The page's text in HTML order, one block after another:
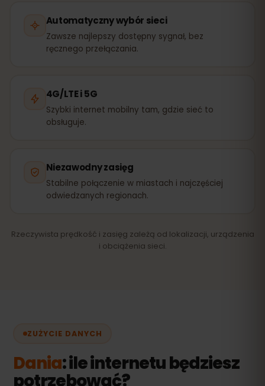
Automatyczny wybór sieci
Zawsze najlepszy dostępny sygnał, bez
ręcznego przełączania.
4G/LTE i 5G
Szybki internet mobilny tam, gdzie sieć to
obsługuje.
Niezawodny zasięg
Stabilne połączenie w miastach i najczęściej
odwiedzanych regionach.
Rzeczywista prędkość i zasięg zależą od lokalizacji, urządzenia
i obciążenia sieci.
ZUŻYCIE DANYCH
Dania: ile internetu będziesz
potrzebować?